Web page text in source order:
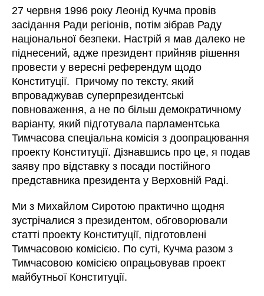
27 червня 1996 року Леонід Кучма провів
засідання Ради регіонів, потім зібрав Раду
національної безпеки. Настрій я мав далеко не
піднесений, адже президент прийняв рішення
провести у вересні референдум щодо
Конституції. Причому по тексту, який
впроваджував суперпрезидентські
повноваження, а не по більш демократичному
варіанту, який підготувала парламентська
Тимчасова спеціальна комісія з доопрацювання
проекту Конституції. Дізнавшись про це, я подав
заяву про відставку з посади постійного
представника президента у Верховній Раді.
Ми з Михайлом Сиротою практично щодня
зустрічалися з президентом, обговорювали
статті проекту Конституції, підготовлені
Тимчасовою комісією. По суті, Кучма разом з
Тимчасовою комісією опрацьовував проект
майбутньої Конституції.